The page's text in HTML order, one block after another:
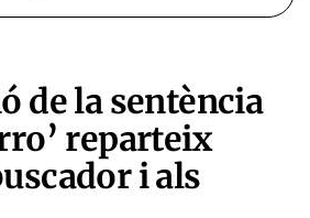
de la sentència
reparteix
i als